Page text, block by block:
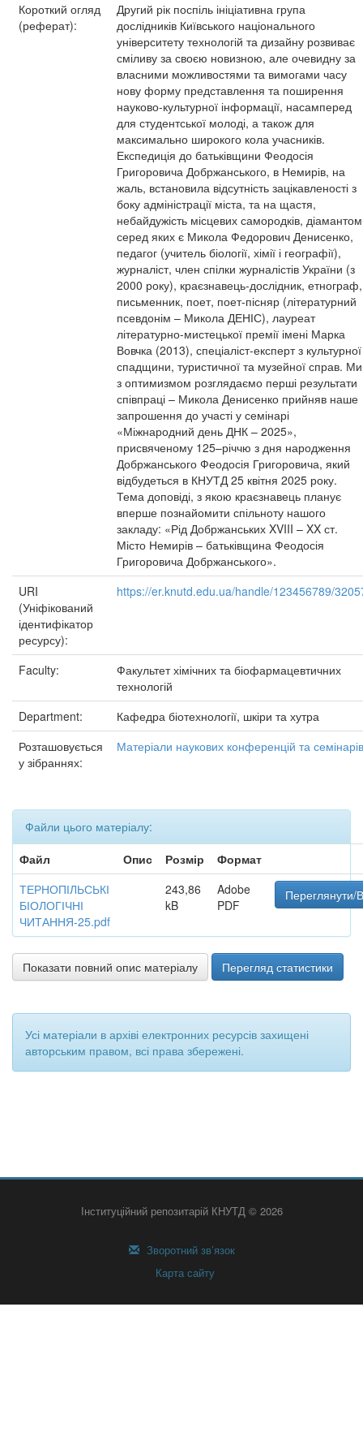
Короткий огляд
(реферат):
Другий рік поспіль ініціативна група
дослідників Київського національного
університету технологій та дизайну розвиває
сміливу за своєю новизною, але очевидну за
власними можливостями та вимогами часу
нову форму представлення та поширення
науково-культурної інформації, насамперед
для студентської молоді, а також для
максимально широкого кола учасників.
Експедиція до батьківщини Феодосія
Григоровича Добржанського, в Немирів, на
жаль, встановила відсутність зацікавленості з
боку адміністрації міста, та на щастя,
небайдужість місцевих самородків, діамантом
серед яких є Микола Федорович Денисенко,
педагог (учитель біології, хімії і географії),
журналіст, член спілки журналістів України (з
2000 року), краєзнавець-дослідник, етнограф,
письменник, поет, поет-пісняр (літературний
псевдонім – Микола ДЕНІС), лауреат
літературно-мистецької премії імені Марка
Вовчка (2013), спеціаліст-експерт з культурної
спадщини, туристичної та музейної справ. Ми
з оптимизмом розглядаємо перші результати
співпраці – Микола Денисенко прийняв наше
запрошення до участі у семінарі
«Міжнародний день ДНК – 2025»,
присвяченому 125–річчю з дня народження
Добржанського Феодосія Григоровича, який
відбудеться в КНУТД 25 квітня 2025 року.
Тема доповіді, з якою краєзнавець планує
вперше познайомити спільноту нашого
закладу: «Рід Добржанських XVIII – XX ст.
Місто Немирів – батьківщина Феодосія
Григоровича Добржанського».
URI
(Уніфікований
ідентифікатор
ресурсу):
https://er.knutd.edu.ua/handle/123456789/
Faculty:
Факультет хімічних та біофармацевтичних
технологій
Department:
Кафедра біотехнології, шкіри та хутра
Розташовується
у зібраннях:
Матеріали наукових конференцій та семінарів
Файли цього матеріалу:
Файл
Опис Розмір
Формат
ТЕРНОПІЛЬСЬКІ
БІОЛОГІЧНІ
ЧИТАННЯ-25.pdf
243,86
kB
Adobe
PDF
Переглянути/
Показати повний опис матеріалу Перегляд статистики
Усі матеріали в архіві електронних ресурсів захищені
авторським правом, всі права збережені.
Інституційний репозитарій КНУТД © 2026
Зворотний зв’язок
Карта сайту